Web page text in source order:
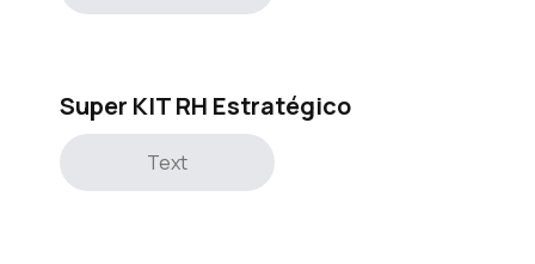
Super KIT RH Estratégico
Text